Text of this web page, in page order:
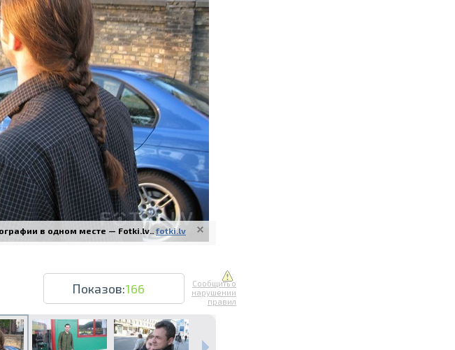
часа в Риге – закажите онлайн
бумаги для ваших фотографий
Латвии или самовывоз
в одном месте — Fotki.lv.. fotki.lv
Показов:166
Сообщить о
нарушении
правил